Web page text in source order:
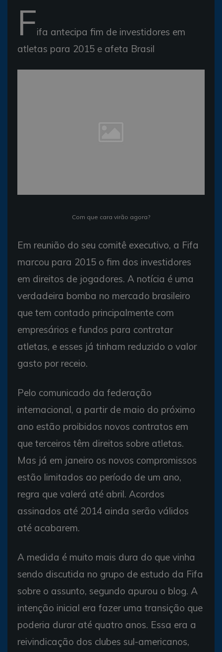
Fifa antecipa fim de investidores em
atletas para 2015 e afeta Brasil
Com que cara virão agora?
Em reunião do seu comitê executivo, a Fifa
marcou para 2015 o fim dos investidores
em direitos de jogadores. A notícia é uma
verdadeira bomba no mercado brasileiro
que tem contado principalmente com
empresários e fundos para contratar
atletas, e esses já tinham reduzido o valor
gasto por receio.
Pelo comunicado da federação
internacional, a partir de maio do próximo
ano estão proibidos novos contratos em
que terceiros têm direitos sobre atletas.
Mas já em janeiro os novos compromissos
estão limitados ao período de um ano,
regra que valerá até abril. Acordos
assinados até 2014 ainda serão válidos
até acabarem.
A medida é muito mais dura do que vinha
sendo discutida no grupo de estudo da Fifa
sobre o assunto, segundo apurou o blog. A
intenção inicial era fazer uma transição que
poderia durar até quatro anos. Essa era a
reivindicação dos clubes sul-americanos,